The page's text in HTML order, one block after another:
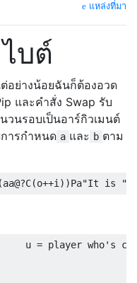
แหล่งที่มา
บต์
อย่างน้อยฉันก็ต้องอวด
และคำสั่ง Swap รับ
วนรอบเป็นอาร์กิวเมนต์
ารกำหนด a และ b ตาม
= player who's